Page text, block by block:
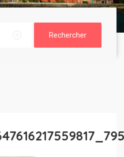
Rechercher